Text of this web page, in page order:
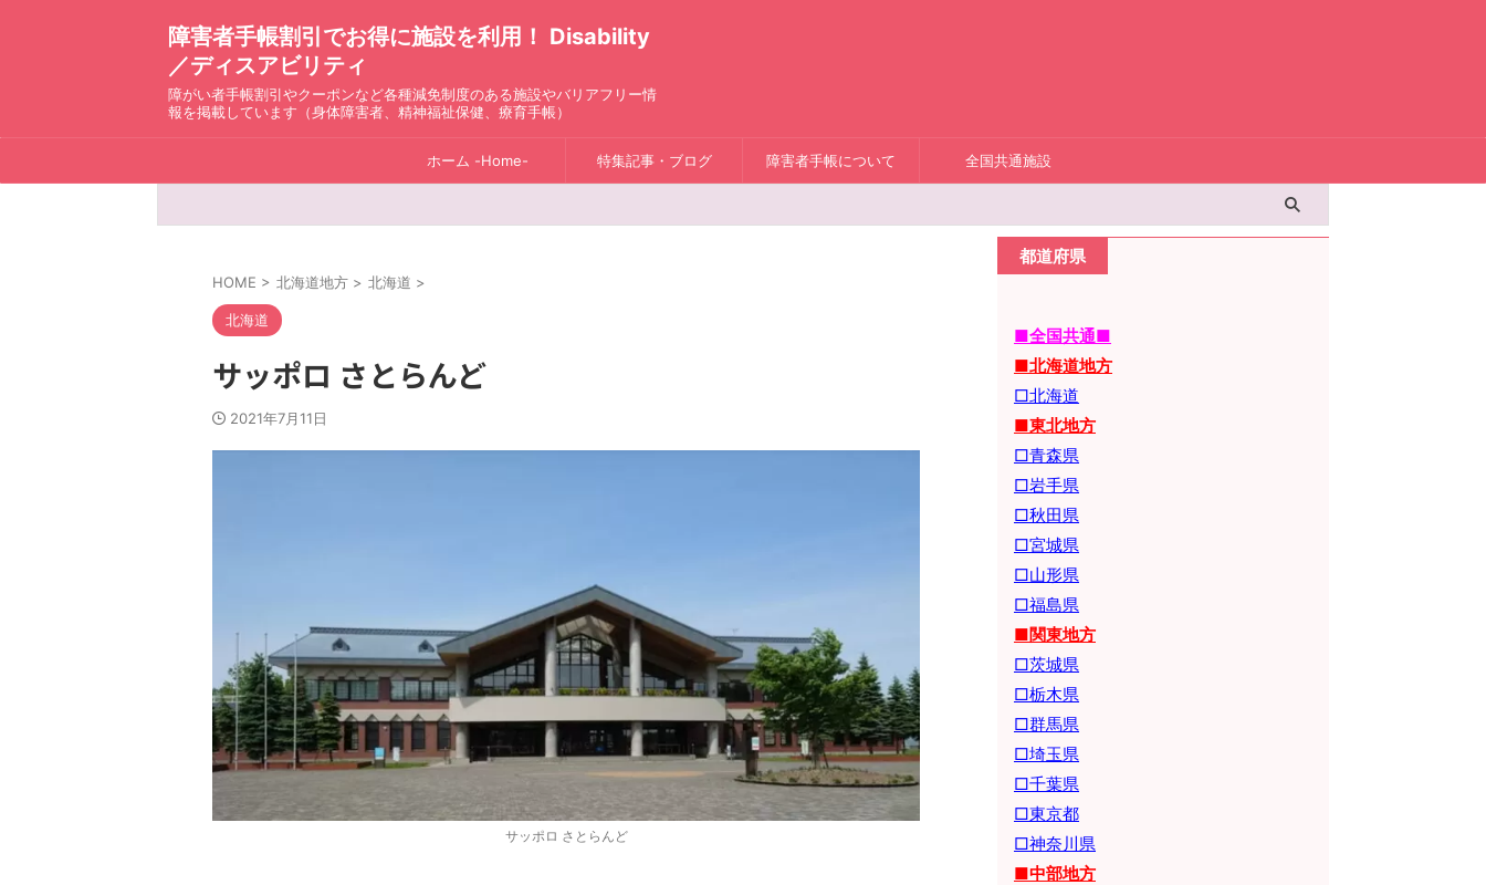
障害者手帳割引でお得に施設を利用！ Disability
／ディスアビリティ
障がい者手帳割引やクーポンなど各種減免制度のある施設やバリアフリー情
報を掲載しています（身体障害者、精神福祉保健、療育手帳）
ホーム -Home- 特集記事・ブログ 障害者手帳について 全国共通施設
HOME > 北海道地方 > 北海道 >
北海道
サッポロ さとらんど
2021年7月11日
サッポロ さとらんど
都道府県
■全国共通■
■北海道地方
□北海道
■東北地方
□青森県
□岩手県
□秋田県
□宮城県
□山形県
□福島県
■関東地方
□茨城県
□栃木県
□群馬県
□埼玉県
□千葉県
□東京都
□神奈川県
■中部地方